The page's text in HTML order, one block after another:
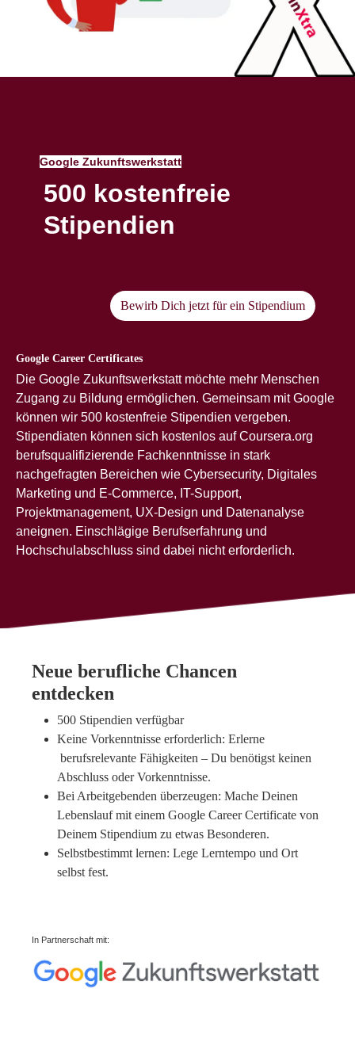
Google Zukunftswerkstatt
500 kostenfreie
Stipendien
Bewirb Dich jetzt für ein Stipendium
Google Career Certificates
Die Google Zukunftswerkstatt möchte mehr Menschen
Zugang zu Bildung ermöglichen. Gemeinsam mit Google
können wir 500 kostenfreie Stipendien vergeben.
Stipendiaten können sich kostenlos auf Coursera.org
berufsqualifizierende Fachkenntnisse in stark
nachgefragten Bereichen wie Cybersecurity, Digitales
Marketing und E-Commerce, IT-Support,
Projektmanagement, UX-Design und Datenanalyse
aneignen. Einschlägige Berufserfahrung und
Hochschulabschluss sind dabei nicht erforderlich.
Neue berufliche Chancen
entdecken
500 Stipendien verfügbar
Keine Vorkenntnisse erforderlich: Erlerne
berufsrelevante Fähigkeiten – Du benötigst keinen
Abschluss oder Vorkenntnisse.
Bei Arbeitgebenden überzeugen: Mache Deinen
Lebenslauf mit einem Google Career Certificate von
Deinem Stipendium zu etwas Besonderen.
Selbstbestimmt lernen: Lege Lerntempo und Ort
selbst fest.
In Partnerschaft mit: